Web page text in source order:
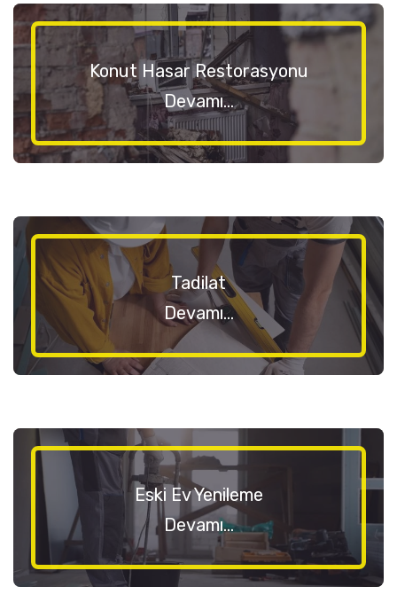
Konut Hasar Restorasyonu
Devamı...
Tadilat
Devamı...
Eski Ev Yenileme
Devamı...